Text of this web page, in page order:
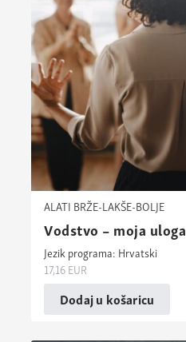
ALATI BRŽE-LAKŠE-BOLJE
Vodstvo – moja uloga
Jezik programa: Hrvatski
17,16EUR
Dodaj u košaricu